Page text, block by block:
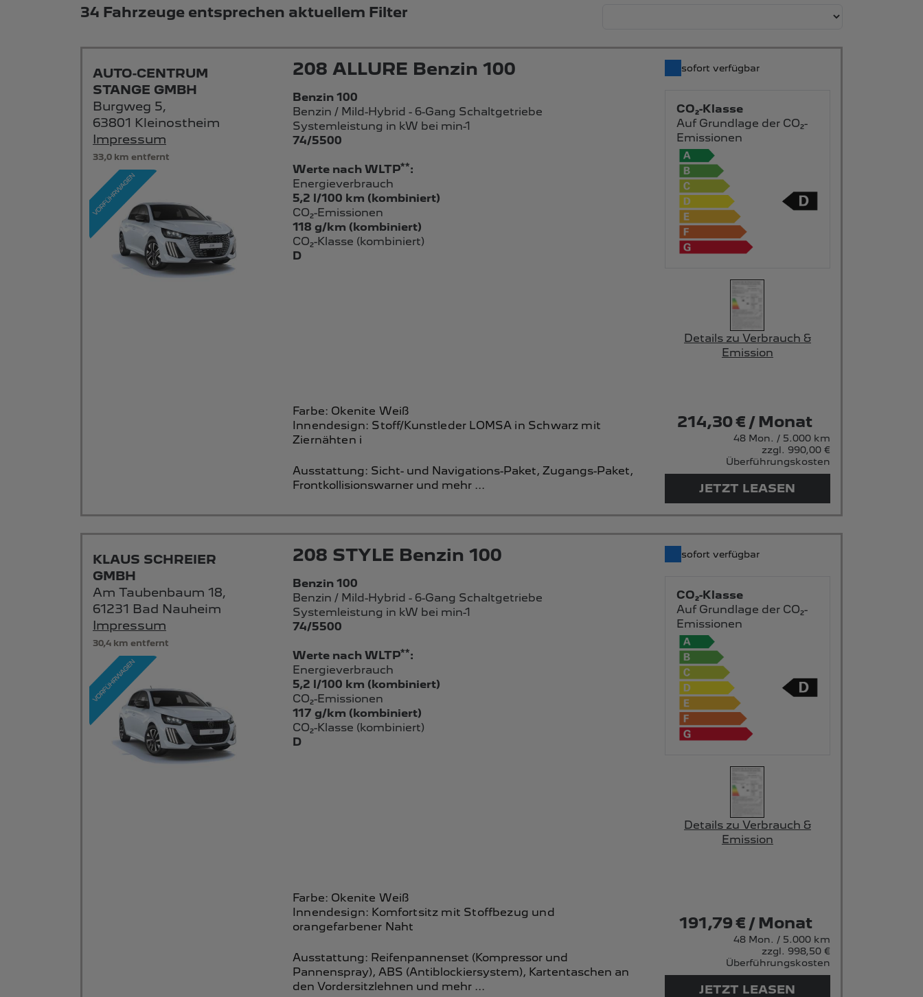
Suchergebnisse
34 Fahrzeuge entsprechen aktuellem Filter
33,0 km entfernt
AUTO-CENTRUM
STANGE GMBH
Burgweg 5,
63801 Kleinostheim
Impressum
208 ALLURE Benzin 100 sofort verfügbar
Benzin 100
Benzin / Mild-Hybrid - 6-Gang Schaltgetriebe
Systemleistung in kW bei min-1
74/5500
Werte nach WLTP**:
Energieverbrauch
5,2 l/100 km (kombiniert)
CO₂-Emissionen
118 g/km (kombiniert)
CO₂-Klasse (kombiniert)
D
CO₂-Klasse
Auf Grundlage der CO₂-
Emissionen
Details zu Verbrauch &
Emission
Farbe: Okenite Weiß
Innendesign: Stoff/Kunstleder LOMSA in Schwarz mit
Ziernähten i
Ausstattung: Sicht- und Navigations-Paket, Zugangs-Paket,
Frontkollisionswarner und mehr ...
214,30 € / Monat
48 Mon. / 5.000 km
zzgl. 990,00 €
Überführungskosten
JETZT LEASEN
30,4 km entfernt
KLAUS SCHREIER
GMBH
Am Taubenbaum 18,
61231 Bad Nauheim
Impressum
208 STYLE Benzin 100 sofort verfügbar
Benzin 100
Benzin / Mild-Hybrid - 6-Gang Schaltgetriebe
Systemleistung in kW bei min-1
74/5500
Werte nach WLTP**:
Energieverbrauch
5,2 l/100 km (kombiniert)
CO₂-Emissionen
117 g/km (kombiniert)
CO₂-Klasse (kombiniert)
D
CO₂-Klasse
Auf Grundlage der CO₂-
Emissionen
Details zu Verbrauch &
Emission
Farbe: Okenite Weiß
Innendesign: Komfortsitz mit Stoffbezug und
orangefarbener Naht
Ausstattung: Reifenpannenset (Kompressor und
Pannenspray), ABS (Antiblockiersystem), Kartentaschen an
den Vordersitzlehnen und mehr ...
191,79 € / Monat
48 Mon. / 5.000 km
zzgl. 998,50 €
Überführungskosten
JETZT LEASEN